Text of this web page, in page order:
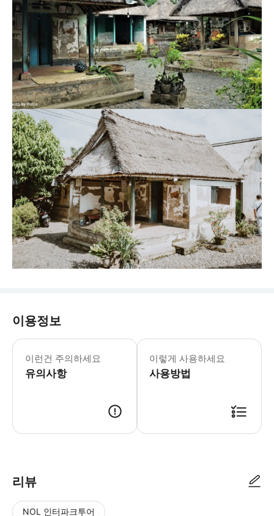
이용정보
이런건 주의하세요
유의사항
이렇게 사용하세요
사용방법
리뷰
NOL 인터파크투어